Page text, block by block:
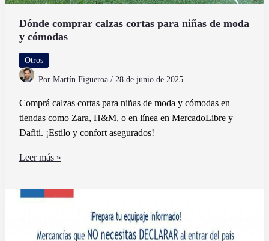
Dónde comprar calzas cortas para niñas de moda
y cómodas
Otros
Por Martín Figueroa / 28 de junio de 2025
Comprá calzas cortas para niñas de moda y cómodas en
tiendas como Zara, H&M, o en línea en MercadoLibre y
Dafiti. ¡Estilo y confort asegurados!
Dónde
calzas
cortas
niñas
Leer más »